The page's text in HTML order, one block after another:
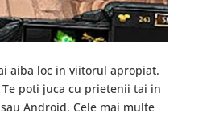
aiba loc in viitorul apropiat.
poti juca cu prietenii tai in
Android. Cele mai multe